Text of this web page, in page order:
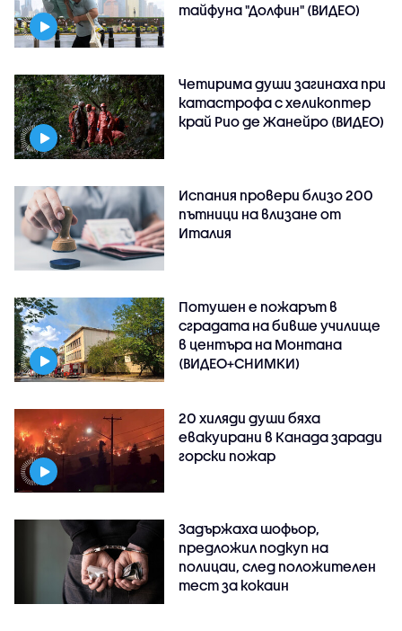
тайфуна "Долфин" (ВИДЕО)
Четирима души загинаха при
катастрофа с хеликоптер
край Рио де Жанейро (ВИДЕО)
Испания провери близо 200
пътници на влизане от
Италия
Потушен е пожарът в
сградата на бивше училище
в центъра на Монтана
(ВИДЕО+СНИМКИ)
20 хиляди души бяха
евакуирани в Канада заради
горски пожар
Задържаха шофьор,
предложил подкуп на
полицаи, след положителен
тест за кокаин